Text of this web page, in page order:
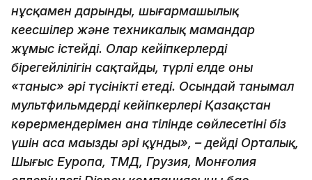
нұсқамен дарынды, шығармашылық
кеңесшілер және техникалық мамандар
жұмыс істейді. Олар кейіпкерлердің
бірегейлілігін сақтайды, түрлі елде оны
«таныс» әрі түсінікті етеді. Осындай танымал
мультфильмдердің кейіпкерлері Қазақстан
көрермендерімен ана тілінде сөйлесетіні біз
үшін аса маңызды әрі құнды», – дейді Орталық,
Шығыс Еуропа, ТМД, Грузия, Монғолия